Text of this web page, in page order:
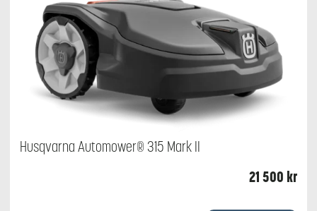
Husqvarna Automower® 315 Mark II
21 500 kr